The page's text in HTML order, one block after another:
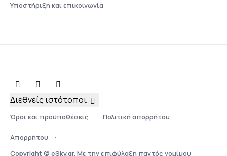
Υποστήριξη και επικοινωνία
Όροι και προϋποθέσεις Πολιτική απορρήτου
Απορρήτου
Copyright © eSky.gr. Με την επιφύλαξη παντός νομίμου
Διεθνείς ιστότοποι